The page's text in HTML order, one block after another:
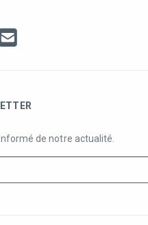
de notre actualité.